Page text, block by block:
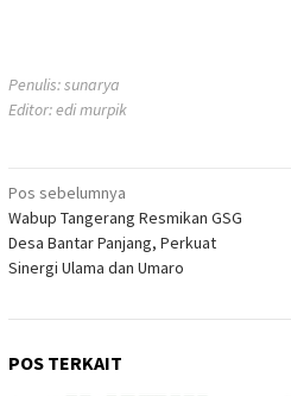
Penulis: sunarya
Editor: edi murpik
Navigasi
pos
Pos sebelumnya
Wabup Tangerang Resmikan GSG
Desa Bantar Panjang, Perkuat
Sinergi Ulama dan Umaro
POS TERKAIT